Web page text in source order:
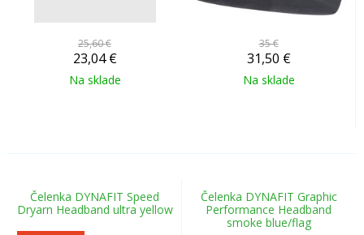
25,60 €
23,04 €
Na sklade
35 €
31,50 €
Na sklade
Čelenka DYNAFIT Speed
Dryarn Headband ultra yellow
Čelenka DYNAFIT Graphic
Performance Headband
smoke blue/flag